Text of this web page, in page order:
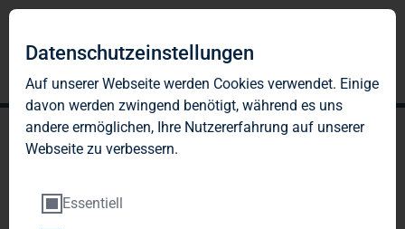
Datenschutzeinstellungen
Auf unserer Webseite werden Cookies verwendet. Einige
davon werden zwingend benötigt, während es uns
andere ermöglichen, Ihre Nutzererfahrung auf unserer
Webseite zu verbessern.
Essentiell